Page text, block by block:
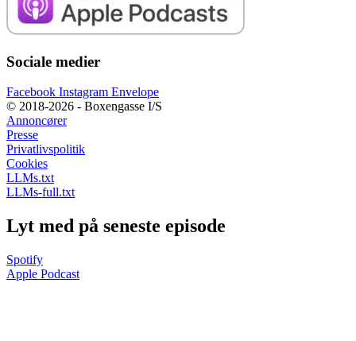
Sociale medier
Facebook Instagram Envelope
© 2018-2026 - Boxengasse I/S
Annoncører
Presse
Privatlivspolitik
Cookies
LLMs.txt
LLMs-full.txt
Lyt med på seneste episode
Spotify
Apple Podcast